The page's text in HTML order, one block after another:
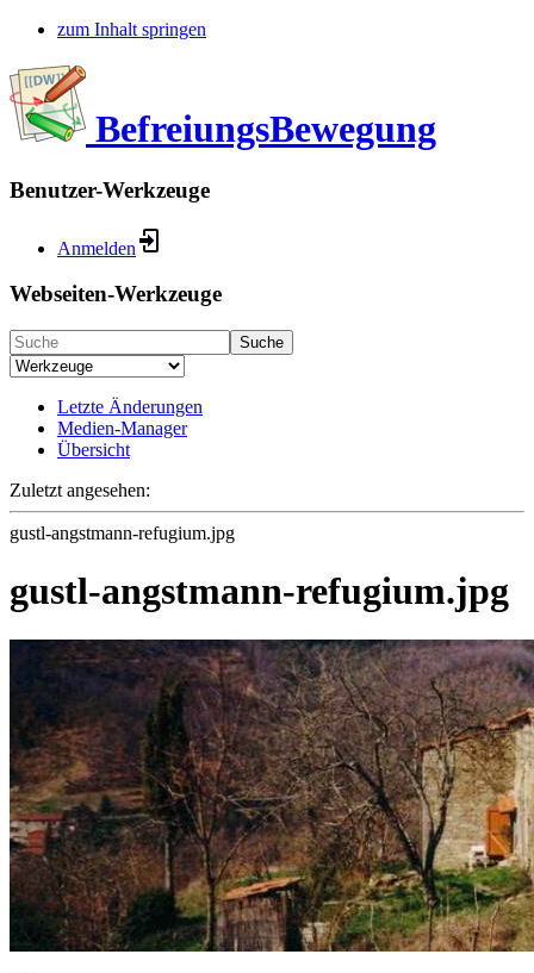
zum Inhalt springen
BefreiungsBewegung
Benutzer-Werkzeuge
Anmelden
Webseiten-Werkzeuge
Suche
Letzte Änderungen
Medien-Manager
Übersicht
Zuletzt angesehen:
gustl-angstmann-refugium.jpg
gustl-angstmann-refugium.jpg